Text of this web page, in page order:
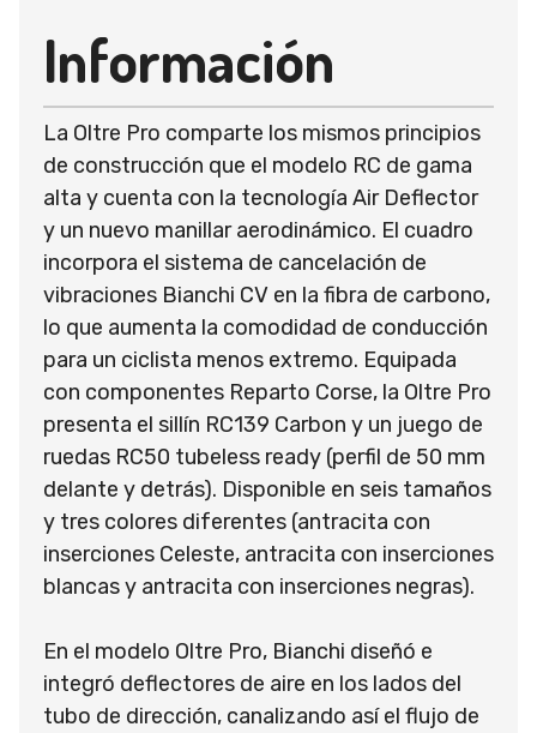
Información
La Oltre Pro comparte los mismos principios
de construcción que el modelo RC de gama
alta y cuenta con la tecnología Air Deflector
y un nuevo manillar aerodinámico. El cuadro
incorpora el sistema de cancelación de
vibraciones Bianchi CV en la fibra de carbono,
lo que aumenta la comodidad de conducción
para un ciclista menos extremo. Equipada
con componentes Reparto Corse, la Oltre Pro
presenta el sillín RC139 Carbon y un juego de
ruedas RC50 tubeless ready (perfil de 50 mm
delante y detrás). Disponible en seis tamaños
y tres colores diferentes (antracita con
inserciones Celeste, antracita con inserciones
blancas y antracita con inserciones negras).
En el modelo Oltre Pro, Bianchi diseñó e
integró deflectores de aire en los lados del
tubo de dirección, canalizando así el flujo de